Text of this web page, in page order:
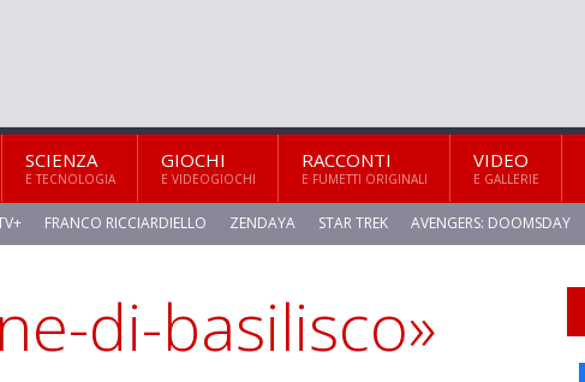
SCIENZA
E TECNOLOGIA
GIOCHI
E VIDEOGIOCHI
RACCONTI
E FUMETTI ORIGINALI
VIDEO
E GALLERIE
FRANCO RICCIARDIELLO ZENDAYA STAR TREK AVENGERS: DOOMSDAY
di-basilisco»